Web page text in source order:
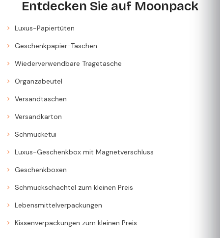
Entdecken Sie auf Moonpack
Luxus-Papiertüten
Geschenkpapier-Taschen
Wiederverwendbare Tragetasche
Organzabeutel
Versandtaschen
Versandkarton
Schmucketui
Luxus-Geschenkbox mit Magnetverschluss
Geschenkboxen
Schmuckschachtel zum kleinen Preis
Lebensmittelverpackungen
Kissenverpackungen zum kleinen Preis